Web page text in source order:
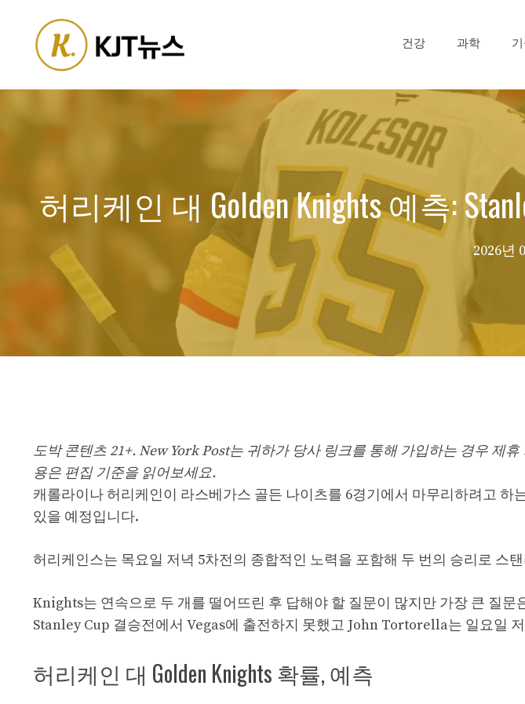
content
건강 과학
허리케인 대 Golden Knights 예측:
2026년
도박 콘텐츠 21+. New York Post는 귀하가 당사 링크를 통해 가입하는 경우 제
용은 편집 기준을 읽어보세요.
캐롤라이나 허리케인이 라스베가스 골든 나이츠를 6경기에서 마무리하려고 하
있을 예정입니다.
허리케인스는 목요일 저녁 5차전의 종합적인 노력을 포함해 두 번의 승리로 스
Knights는 연속으로 두 개를 떨어뜨린 후 답해야 할 질문이 많지만 가장 큰 질
Stanley Cup 결승전에서 Vegas에 출전하지 못했고 John Tortorella는 일요일
허리케인 대 Golden Knights 확률, 예측